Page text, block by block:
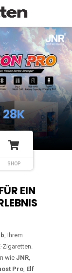
MAX
SHOP
EIN
, Ihrem
Zigaretten.
wie JNR,
Pro, Elf